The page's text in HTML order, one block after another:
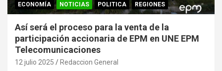
ECONOMÍA NOTICIAS POLITICA REGIONES
Así será el proceso para la venta de la
participación accionaria de EPM en UNE EPM
Telecomunicaciones
12 julio 2025 Redaccion General